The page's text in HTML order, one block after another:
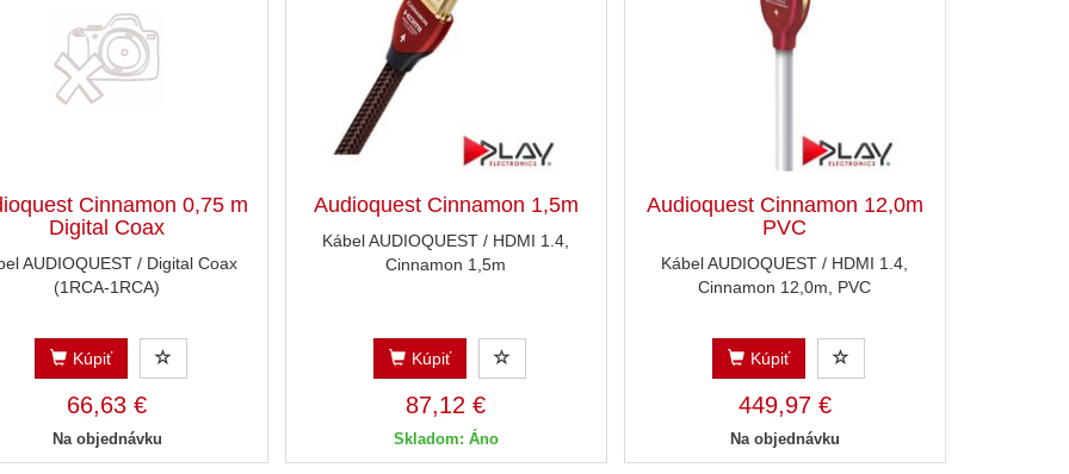
Cinnamon 0,75 m
Digital Coax
AUDIOQUEST / Digital Coax
(1RCA-1RCA)
Kúpiť
66,63 €
Na objednávku
Audioquest Cinnamon 1,5m
Kábel AUDIOQUEST / HDMI 1.4,
Cinnamon 1,5m
Kúpiť
87,12 €
Skladom: Áno
Audioquest Cinnamon 12,0m
PVC
Kábel AUDIOQUEST / HDMI 1.4,
Cinnamon 12,0m, PVC
Kúpiť
449,97 €
Na objednávku